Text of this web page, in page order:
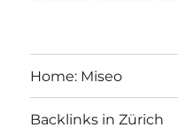
Home: Miseo
Backlinks in Zürich